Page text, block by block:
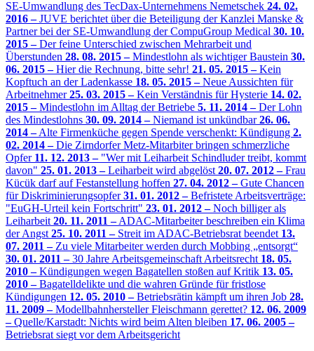
SE-Umwandlung des TecDax-Unternehmens Nemetschek 24. 02.
2016 –JUVE berichtet über die Beteiligung der Kanzlei Manske &
Partner bei der SE-Umwandlung der CompuGroup Medical 30. 10.
2015 –Der feine Unterschied zwischen Mehrarbeit und
Überstunden 28. 08. 2015 –Mindestlohn als wichtiger Baustein 30.
06. 2015 –Hier die Rechnung, bitte sehr! 21. 05. 2015 –Kein
Kopftuch an der Ladenkasse 18. 05. 2015 –Neue Aussichten für
Arbeitnehmer25. 03. 2015 –Kein Verständnis für Hysterie 14. 02.
2015 –Mindestlohn im Alltag der Betriebe 5. 11. 2014 –Der Lohn
des Mindestlohns 30. 09. 2014 –Niemand ist unkündbar26. 06.
2014 –Alte Firmenküche gegen Spende verschenkt: Kündigung 2.
02. 2014 –Die Zirndorfer Metz-Mitarbiter bringen schmerzliche
Opfer 11. 12. 2013 –"Wer mit Leiharbeit Schindluder treibt, kommt
davon" 25. 01. 2013 –Leiharbeit wird abgelöst 20. 07. 2012 –Frau
Kücük darf auf Festanstellung hoffen 27. 04. 2012 –Gute Chancen
für Diskriminierungsopfer31. 01. 2012 –Befristete Arbeitsverträge:
"EuGH-Urteil kein Fortschritt" 23. 01. 2012 –Noch billiger als
Leiharbeit 20. 11. 2011 –ADAC-Mitarbeiter beschreiben ein Klima
der Angst 25. 10. 2011 –Streit im ADAC-Betriebsrat beendet 13.
07. 2011 –Zu viele Mitarbeiter werden durch Mobbing „entsorgt“
30. 01. 2011 –30 Jahre Arbeitsgemeinschaft Arbeitsrecht 18. 05.
2010 –Kündigungen wegen Bagatellen stoßen auf Kritik 13. 05.
2010 –Bagatelldelikte und die wahren Gründe für fristlose
Kündigungen 12. 05. 2010 –Betriebsrätin kämpft um ihren Job 28.
11. 2009 –Modellbahnhersteller Fleischmann gerettet? 12. 06. 2009
–Quelle/Karstadt: Nichts wird beim Alten bleiben 17. 06. 2005 –
Betriebsrat siegt vor dem Arbeitsgericht